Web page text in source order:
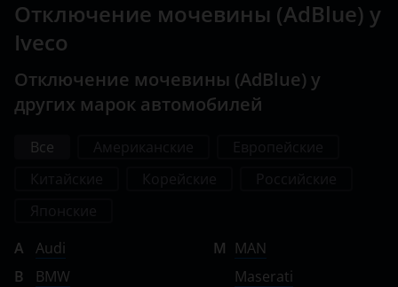
Отключение мочевины (AdBlue) у
Iveco
Отключение мочевины (AdBlue) у
других марок автомобилей
Все
A
Audi
B
BMW
M MAN
Maserati